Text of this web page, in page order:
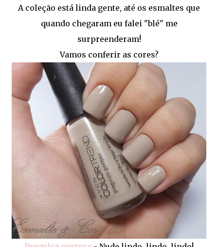
A coleção está linda gente, até os esmaltes que
quando chegaram eu falei "blé" me
surpreenderam!
Vamos conferir as cores?